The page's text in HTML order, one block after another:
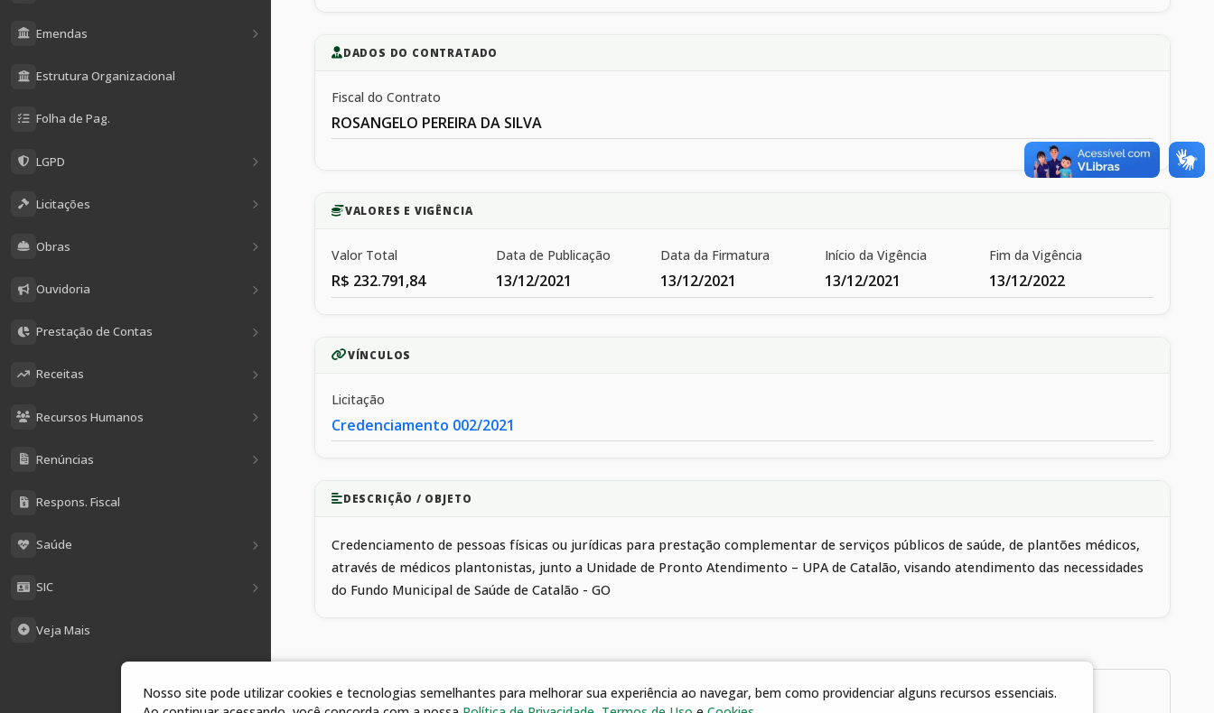
Emendas
Estrutura Organizacional
Folha de Pag.
LGPD
Licitações
Obras
Ouvidoria
Prestação de Contas
Receitas
Recursos Humanos
Renúncias
Respons. Fiscal
Saúde
SIC
Veja Mais
DADOS DO CONTRATADO
Fiscal do Contrato
ROSANGELO PEREIRA DA SILVA
VALORES E VIGÊNCIA
Valor Total
R$ 232.791,84
Data de Publicação
13/12/2021
Data da Firmatura
13/12/2021
Início da Vigência
13/12/2021
Fim da Vigência
13/12/2022
VÍNCULOS
Licitação
Credenciamento 002/2021
DESCRIÇÃO / OBJETO
Credenciamento de pessoas físicas ou jurídicas para prestação complementar de serviços públicos de saúde, de plantões médicos,
através de médicos plantonistas, junto a Unidade de Pronto Atendimento – UPA de Catalão, visando atendimento das necessidades
do Fundo Municipal de Saúde de Catalão - GO
1 arquivos
Nosso site pode utilizar cookies e tecnologias semelhantes para melhorar sua experiência ao navegar, bem como providenciar alguns recursos essenciais.